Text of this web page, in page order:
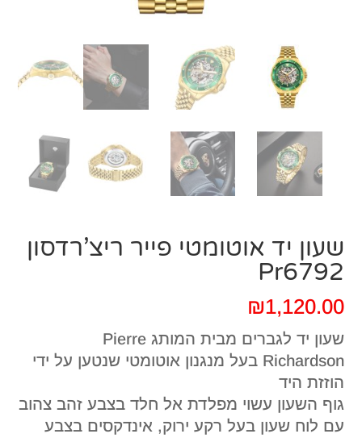
שעון יד אוטומטי פייר ריצ’רדסון
Pr6792
₪1,120.00
שעון יד לגברים מבית המותג Pierre
Richardson בעל מנגנון אוטומטי שנטען על ידי
הוזזת היד
גוף השעון עשוי מפלדת אל חלד בצבע זהב צהוב
עם לוח שעון בעל רקע ירוק, אינדקסים בצבע